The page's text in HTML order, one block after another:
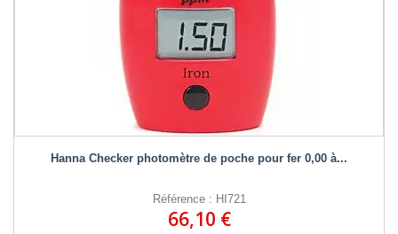
Hanna Checker photomètre de poche pour fer 0,00 à...
Référence : HI721
66,10 €